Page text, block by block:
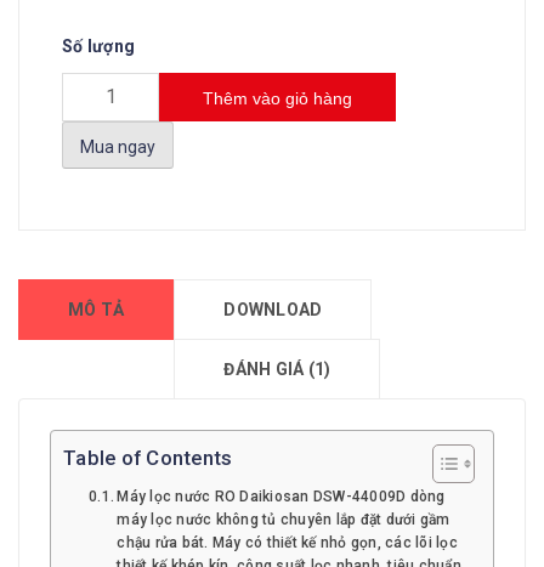
Số lượng
Thêm vào giỏ hàng
Mua ngay
MÔ TẢ DOWNLOAD
ĐÁNH GIÁ (1)
Table of Contents
Máy lọc nước RO Daikiosan DSW-44009D dòng
máy lọc nước không tủ chuyên lắp đặt dưới gầm
chậu rửa bát. Máy có thiết kế nhỏ gọn, các lõi lọc